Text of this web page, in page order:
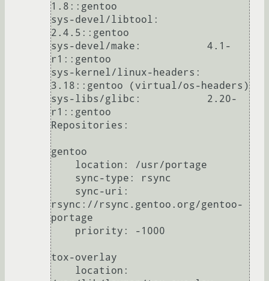
1.8::gentoo
sys-devel/libtool:
2.4.5::gentoo
sys-devel/make:           4.1-
r1::gentoo
sys-kernel/linux-headers:
3.18::gentoo (virtual/os-headers)
sys-libs/glibc:           2.20-
r1::gentoo
Repositories:
gentoo
rsync://rsync.gentoo.org/gentoo-
portage
tox-overlay